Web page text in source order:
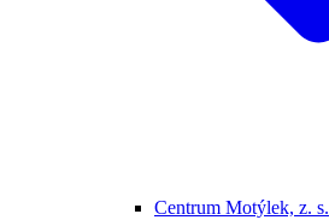
Centrum Motýlek, z. s.